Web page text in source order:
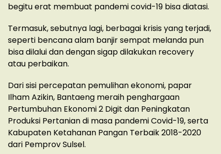
begitu erat membuat pandemi covid-19 bisa diatasi.
Termasuk, sebutnya lagi, berbagai krisis yang terjadi,
seperti bencana alam banjir sempat melanda pun
bisa dilalui dan dengan sigap dilakukan recovery
atau perbaikan.
Dari sisi percepatan pemulihan ekonomi, papar
Ilham Azikin, Bantaeng meraih penghargaan
Pertumbuhan Ekonomi 2 Digit dan Peningkatan
Produksi Pertanian di masa pandemi Covid-19, serta
Kabupaten Ketahanan Pangan Terbaik 2018-2020
dari Pemprov Sulsel.